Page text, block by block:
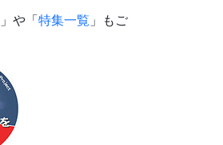
」や「特集一覧 」もご